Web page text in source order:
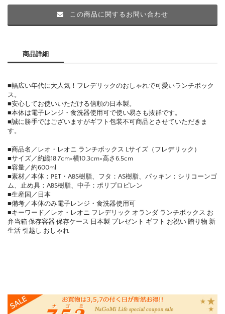
この商品に関するお問い合わせ
商品詳細
■幅広い年代に大人気！フレデリックのおしゃれで可愛いランチボック
ス。
■安心してお使いいただける信頼の日本製。
■本体は電子レンジ・食洗器使用可で使い易さも抜群です。
■誠に勝手ではございますがギフト包装不可商品とさせていただきま
す。
■商品名／レオ・レオニ ランチボックス Lサイズ（フレデリック）
■サイズ／約縦18.7cm×横10.3cm×高さ6.5cm
■容量／約600ml
■素材／本体：PET・ABS樹脂、フタ：AS樹脂、パッキン：シリコーンゴ
ム、止め具：ABS樹脂、中子：ポリプロピレン
■生産国／日本
■備考／本体のみ電子レンジ・食洗器使用可
■キーワード／レオ・レオニ フレデリック オランダ ランチボックス お
弁当箱 保存容器 保存ケース 日本製 プレゼント ギフト お祝い 贈り物 新
生活 引越し おしゃれ